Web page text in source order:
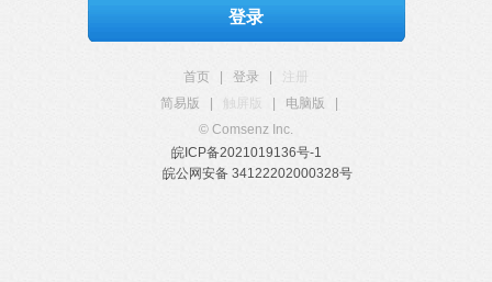
登录
首页 登录
注册
简易版
触屏版 电脑版
© Comsenz Inc.
皖ICP备2021019136号-1
皖公网安备 34122202000328号